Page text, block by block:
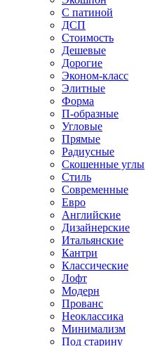
С патиной
ДСП
Стоимость
Дешевые
Дорогие
Эконом-класс
Элитные
Форма
П-образные
Угловые
Прямые
Радиусные
Скошенные углы
Стиль
Современные
Евро
Английские
Дизайнерские
Итальянские
Кантри
Классические
Лофт
Модерн
Прованс
Неоклассика
Минимализм
Под старину